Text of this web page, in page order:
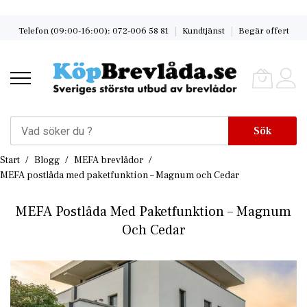
Telefon (09:00-16:00): 072-006 58 81 Kundtjänst Begär offert
Sök
Start Blogg
MEFA brevlådor
MEFA postlåda med paketfunktion – Magnum och Cedar
MEFA Postlåda Med Paketfunktion – Magnum
Och Cedar